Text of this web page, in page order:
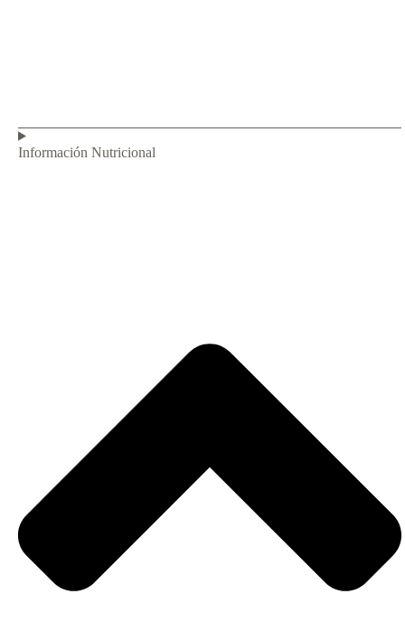
Información Nutricional